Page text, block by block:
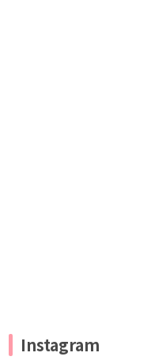
Instagram